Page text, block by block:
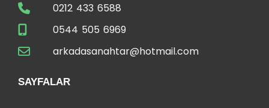
0212 433 6588
0544 505 6969
arkadasanahtar@hotmail.com
SAYFALAR